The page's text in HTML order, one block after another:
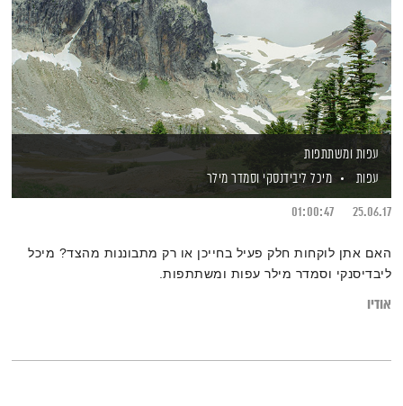
עפות ומשתתפות
עפות
מיכל ליבידנסקי וסמדר מילר
25.06.17
01:00:47
האם אתן לוקחות חלק פעיל בחייכן או רק מתבוננות מהצד? מיכל
ליבדיסנקי וסמדר מילר עפות ומשתתפות.
אודיו